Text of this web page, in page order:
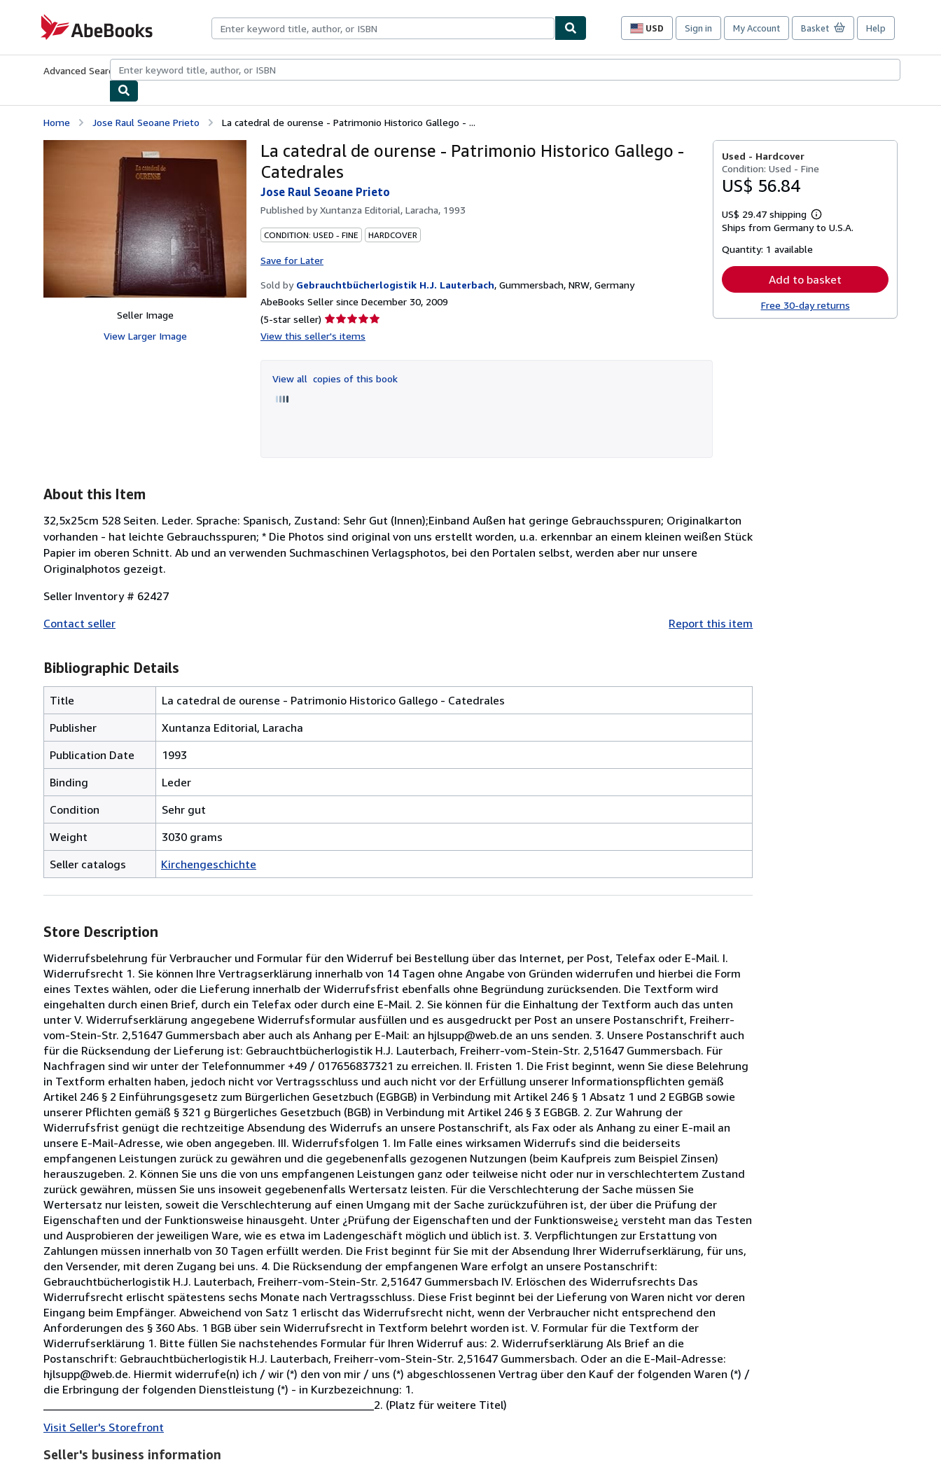
AbeBooks.com
USD
Site
preferences
Sign in My Account Basket Help
Advanced Search Browse CollectionsRare BooksArt & Collectibles
Home Jose Raul Seoane Prieto La catedral de ourense - Patrimonio Historico Gallego - ...
Seller Image
View Larger Image
La catedral de ourense - Patrimonio Historico Gallego -
Catedrales
Jose Raul Seoane Prieto
Published byXuntanza Editorial, Laracha, 1993
CONDITION: USED - FINE HARDCOVER
Save for Later
Sold by Gebrauchtbücherlogistik H.J. Lauterbach, Gummersbach, NRW, Germany
AbeBooks Seller since December 30, 2009
(5-star seller) Seller
rating
of
5
View this seller's items
View all copies of this book
Used - Hardcover
Condition: Used - Fine
US$ 56.84
US$ 29.47 shipping
Learn
more
Ships from Germany to U.S.A.
Quantity: 1 available
Add to basket
Free 30-day returns
About this Item
32,5x25cm 528 Seiten. Leder. Sprache: Spanisch, Zustand: Sehr Gut (Innen);Einband Außen hat geringe Gebrauchsspuren; Originalkarton
vorhanden - hat leichte Gebrauchsspuren; * Die Photos sind original von uns erstellt worden, u.a. erkennbar an einem kleinen weißen Stück
Papier im oberen Schnitt. Ab und an verwenden Suchmaschinen Verlagsphotos, bei den Portalen selbst, werden aber nur unsere
Originalphotos gezeigt.
Seller Inventory # 62427
Contact seller
Report this item
Bibliographic Details
Title
La catedral de ourense - Patrimonio Historico Gallego - Catedrales
Publisher
Xuntanza Editorial, Laracha
Publication Date
1993
Binding
Leder
Condition
Sehr gut
Weight
3030 grams
Seller catalogs
Kirchengeschichte
Store Description
Widerrufsbelehrung für Verbraucher und Formular für den Widerruf bei Bestellung über das Internet, per Post, Telefax oder E-Mail. I.
Widerrufsrecht 1. Sie können Ihre Vertragserklärung innerhalb von 14 Tagen ohne Angabe von Gründen widerrufen und hierbei die Form
eines Textes wählen, oder die Lieferung innerhalb der Widerrufsfrist ebenfalls ohne Begründung zurücksenden. Die Textform wird
eingehalten durch einen Brief, durch ein Telefax oder durch eine E-Mail. 2. Sie können für die Einhaltung der Textform auch das unten
unter V. Widerrufserklärung angegebene Widerrufsformular ausfüllen und es ausgedruckt per Post an unsere Postanschrift, Freiherr-
vom-Stein-Str. 2,51647 Gummersbach aber auch als Anhang per E-Mail: an hjlsupp@web.de an uns senden. 3. Unsere Postanschrift auch
für die Rücksendung der Lieferung ist: Gebrauchtbücherlogistik H.J. Lauterbach, Freiherr-vom-Stein-Str. 2,51647 Gummersbach. Für
Nachfragen sind wir unter der Telefonnummer +49 / 017656837321 zu erreichen. II. Fristen 1. Die Frist beginnt, wenn Sie diese Belehrung
in Textform erhalten haben, jedoch nicht vor Vertragsschluss und auch nicht vor der Erfüllung unserer Informationspflichten gemäß
Artikel 246 § 2 Einführungsgesetz zum Bürgerlichen Gesetzbuch (EGBGB) in Verbindung mit Artikel 246 § 1 Absatz 1 und 2 EGBGB sowie
unserer Pflichten gemäß § 321 g Bürgerliches Gesetzbuch (BGB) in Verbindung mit Artikel 246 § 3 EGBGB. 2. Zur Wahrung der
Widerrufsfrist genügt die rechtzeitige Absendung des Widerrufs an unsere Postanschrift, als Fax oder als Anhang zu einer E-mail an
unsere E-Mail-Adresse, wie oben angegeben. III. Widerrufsfolgen 1. Im Falle eines wirksamen Widerrufs sind die beiderseits
empfangenen Leistungen zurück zu gewähren und die gegebenenfalls gezogenen Nutzungen (beim Kaufpreis zum Beispiel Zinsen)
herauszugeben. 2. Können Sie uns die von uns empfangenen Leistungen ganz oder teilweise nicht oder nur in verschlechtertem Zustand
zurück gewähren, müssen Sie uns insoweit gegebenenfalls Wertersatz leisten. Für die Verschlechterung der Sache müssen Sie
Wertersatz nur leisten, soweit die Verschlechterung auf einen Umgang mit der Sache zurückzuführen ist, der über die Prüfung der
Eigenschaften und der Funktionsweise hinausgeht. Unter ¿Prüfung der Eigenschaften und der Funktionsweise¿ versteht man das Testen
und Ausprobieren der jeweiligen Ware, wie es etwa im Ladengeschäft möglich und üblich ist. 3. Verpflichtungen zur Erstattung von
Zahlungen müssen innerhalb von 30 Tagen erfüllt werden. Die Frist beginnt für Sie mit der Absendung Ihrer Widerrufserklärung, für uns,
den Versender, mit deren Zugang bei uns. 4. Die Rücksendung der empfangenen Ware erfolgt an unsere Postanschrift:
Gebrauchtbücherlogistik H.J. Lauterbach, Freiherr-vom-Stein-Str. 2,51647 Gummersbach IV. Erlöschen des Widerrufsrechts Das
Widerrufsrecht erlischt spätestens sechs Monate nach Vertragsschluss. Diese Frist beginnt bei der Lieferung von Waren nicht vor deren
Eingang beim Empfänger. Abweichend von Satz 1 erlischt das Widerrufsrecht nicht, wenn der Verbraucher nicht entsprechend den
Anforderungen des § 360 Abs. 1 BGB über sein Widerrufsrecht in Textform belehrt worden ist. V. Formular für die Textform der
Widerrufserklärung 1. Bitte füllen Sie nachstehendes Formular für Ihren Widerruf aus: 2. Widerrufserklärung Als Brief an die
Postanschrift: Gebrauchtbücherlogistik H.J. Lauterbach, Freiherr-vom-Stein-Str. 2,51647 Gummersbach. Oder an die E-Mail-Adresse:
hjlsupp@web.de. Hiermit widerrufe(n) ich / wir (*) den von mir / uns (*) abgeschlossenen Vertrag über den Kauf der folgenden Waren (*) /
die Erbringung der folgenden Dienstleistung (*) - in Kurzbezeichnung: 1.
___________________________________________________________2. (Platz für weitere Titel)
Visit Seller's Storefront
Seller's business information